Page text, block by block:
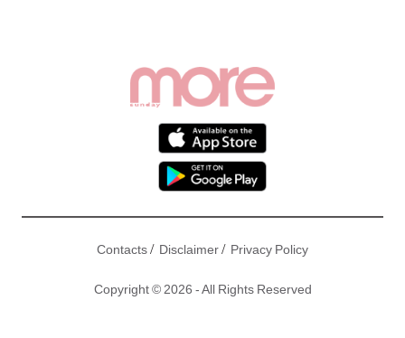
Contacts/ Disclaimer/ Privacy Policy
Copyright © 2026 - All Rights Reserved